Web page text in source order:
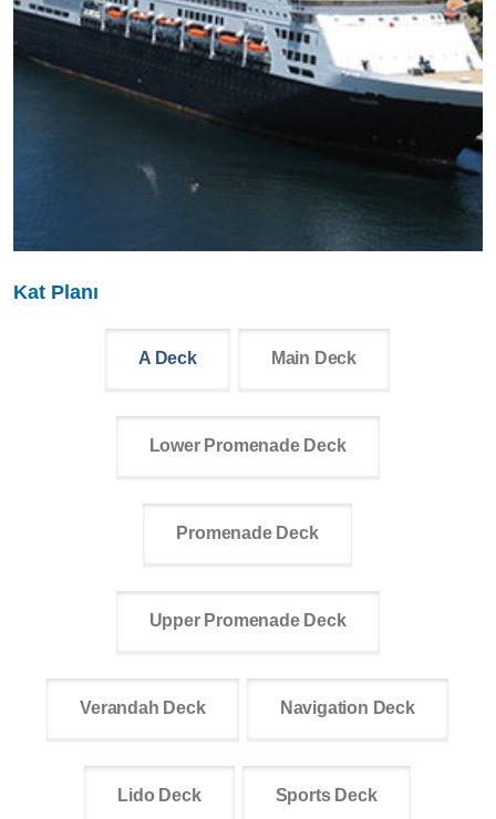
Kat Planı
A Deck Main Deck
Lower Promenade Deck
Promenade Deck
Upper Promenade Deck
Verandah Deck Navigation Deck
Lido Deck Sports Deck